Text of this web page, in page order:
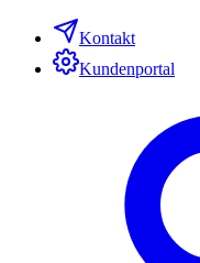
Kontakt
Kundenportal